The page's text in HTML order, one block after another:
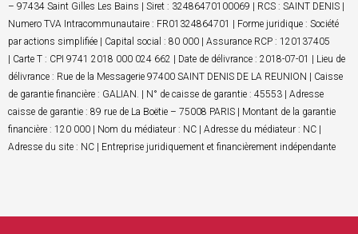
– 97434 Saint Gilles Les Bains | Siret : 32486470100069 | RCS : SAINT DENIS |
Numero TVA Intracommunautaire : FR01324864701 | Forme juridique : Société
par actions simplifiée | Capital social : 80 000 | Assurance RCP : 120137405
| Carte T : CPI 9741 2018 000 024 662 | Date de délivrance : 2018-07-01 | Lieu de
délivrance : Rue de la Messagerie 97400 SAINT DENIS DE LA REUNION | Caisse
de garantie financière : GALIAN. | N° de caisse de garantie : 45553 | Adresse
caisse de garantie : 89 rue de La Boëtie – 75008 PARIS | Montant de la garantie
financière : 120 000 | Nom du médiateur : NC | Adresse du médiateur : NC |
Adresse du site : NC | Entreprise juridiquement et financièrement indépendante